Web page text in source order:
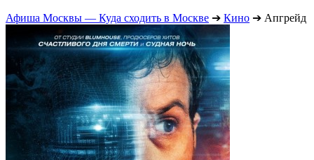
Афиша Москвы — Куда сходить в Москве ➔ Кино ➔ Апгрейд